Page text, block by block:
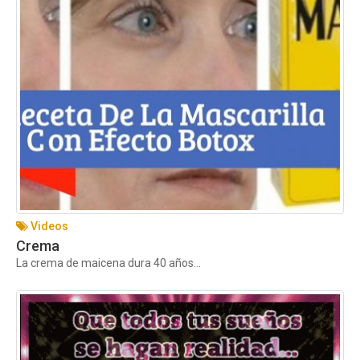
Videos
Crema
La crema de maicena dura 40 años...